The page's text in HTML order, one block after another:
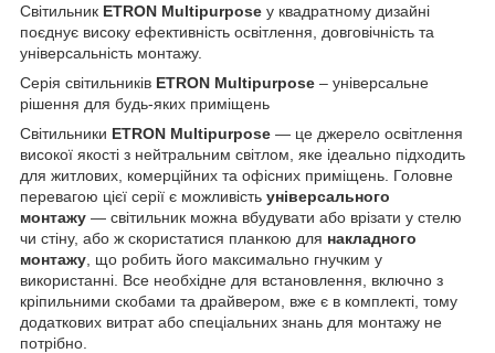
Світильник ETRON Multipurpose у квадратному дизайні
поєднує високу ефективність освітлення, довговічність та
універсальність монтажу.
Серія світильників ETRON Multipurpose – універсальне
рішення для будь-яких приміщень
Світильники ETRON Multipurpose — це джерело освітлення
високої якості з нейтральним світлом, яке ідеально підходить
для житлових, комерційних та офісних приміщень. Головне
перевагою цієї серії є можливість універсального
монтажу — світильник можна вбудувати або врізати у стелю
чи стіну, або ж скористатися планкою для накладного
монтажу , що робить його максимально гнучким у
використанні. Все необхідне для встановлення, включно з
кріпильними скобами та драйвером, вже є в комплекті, тому
додаткових витрат або спеціальних знань для монтажу не
потрібно.